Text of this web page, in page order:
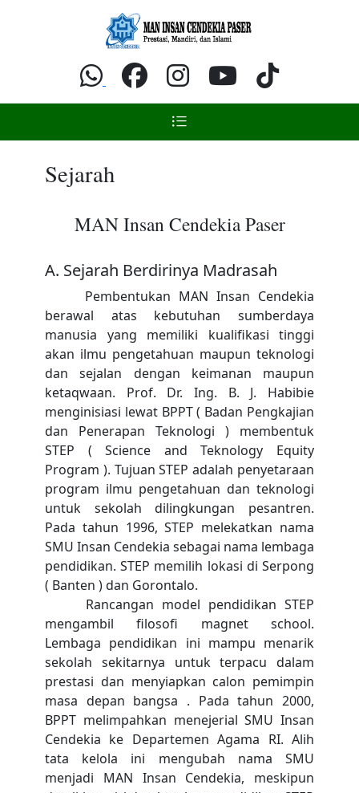
Sejarah
MAN Insan Cendekia Paser
A. Sejarah Berdirinya Madrasah
Pembentukan MAN Insan Cendekia
berawal atas kebutuhan sumberdaya
manusia yang memiliki kualifikasi tinggi
akan ilmu pengetahuan maupun teknologi
dan sejalan dengan keimanan maupun
ketaqwaan. Prof. Dr. Ing. B. J. Habibie
menginisiasi lewat BPPT ( Badan Pengkajian
dan Penerapan Teknologi ) membentuk
STEP ( Science and Teknology Equity
Program ). Tujuan STEP adalah penyetaraan
program ilmu pengetahuan dan teknologi
untuk sekolah dilingkungan pesantren.
Pada tahun 1996, STEP melekatkan nama
SMU Insan Cendekia sebagai nama lembaga
pendidikan. STEP memilih lokasi di Serpong
( Banten ) dan Gorontalo.
Rancangan model pendidikan STEP
mengambil filosofi magnet school.
Lembaga pendidikan ini mampu menarik
sekolah sekitarnya untuk terpacu dalam
prestasi dan menyiapkan calon pemimpin
masa depan bangsa . Pada tahun 2000,
BPPT melimpahkan menejerial SMU Insan
Cendekia ke Departemen Agama RI. Alih
tata kelola ini mengubah nama SMU
menjadi MAN Insan Cendekia, meskipun